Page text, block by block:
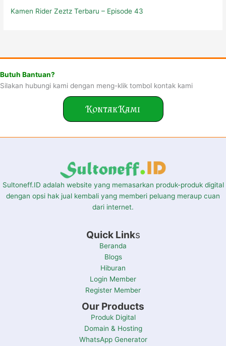
Kamen Rider Zeztz Terbaru – Episode 43
Butuh Bantuan?
Silakan hubungi kami dengan meng-klik tombol kontak kami
Kontak Kami
Sultoneff.ID adalah website yang memasarkan produk-produk digital
dengan opsi hak jual kembali yang memberi peluang meraup cuan
dari internet.
Quick Links
Beranda
Blogs
Hiburan
Login Member
Register Member
Our Products
Produk Digital
Domain & Hosting
WhatsApp Generator